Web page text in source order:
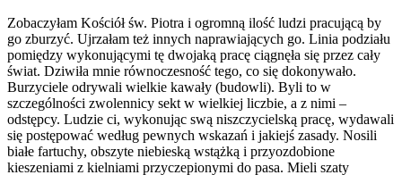
Zobaczyłam Kościół św. Piotra i ogromną ilość ludzi pracującą by
go zburzyć. Ujrzałam też innych naprawiających go. Linia podziału
pomiędzy wykonującymi tę dwojaką pracę ciągnęła się przez cały
świat. Dziwiła mnie równoczesność tego, co się dokonywało.
Burzyciele odrywali wielkie kawały (budowli). Byli to w
szczególności zwolennicy sekt w wielkiej liczbie, a z nimi –
odstępcy. Ludzie ci, wykonując swą niszczycielską pracę, wydawali
się postępować według pewnych wskazań i jakiejś zasady. Nosili
białe fartuchy, obszyte niebieską wstążką i przyozdobione
kieszeniami z kielniami przyczepionymi do pasa. Mieli szaty